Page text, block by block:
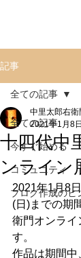
記事
全ての記事
今すぐ始める
コミュニティ
ブログ作成のヒ
全ての記事
十四代中
ンライン
中里太郎右衛
2021年1月8日
2021年1月8
(日)までの期
衛門オンライ
す。
作品は期間中